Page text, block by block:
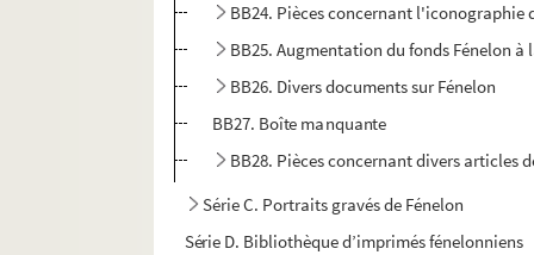
BB24. Pièces concernant l'iconographie
BB25. Augmentation du fonds Fénelon
BB26. Divers documents sur Fénelon
BB27. Boîte manquante
BB28. Pièces concernant divers articles
Série C. Portraits gravés de Fénelon
Série D. Bibliothèque d’imprimés fénelonniens